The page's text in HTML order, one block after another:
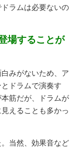
ラムは必要ないの
場することが
みがないため、ア
ドラムで演奏す
筋だが、ドラムが
えることも多かっ
当然、効果音など